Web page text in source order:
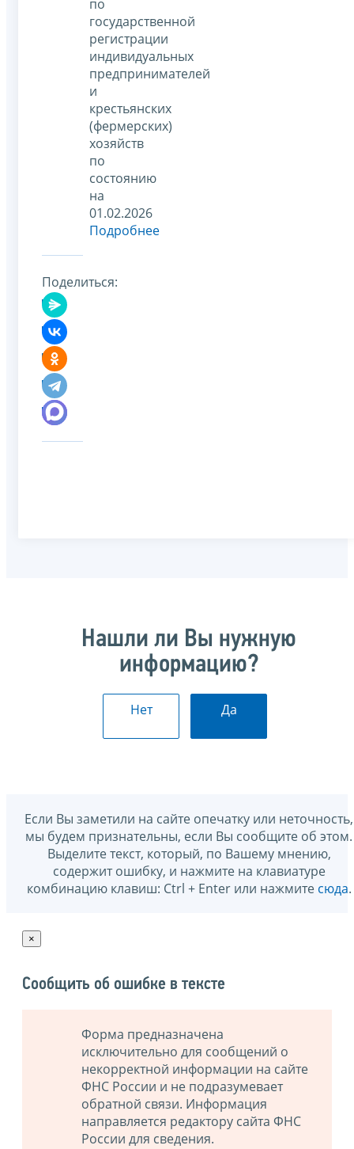
по
государственной
регистрации
индивидуальных
предпринимателей
и
крестьянских
(фермерских)
хозяйств
по
состоянию
на
01.02.2026
Подробнее
Поделиться:
Нашли ли Вы нужную
информацию?
Нет Да
Если Вы заметили на сайте опечатку или неточность,
мы будем признательны, если Вы сообщите об этом.
Выделите текст, который, по Вашему мнению,
содержит ошибку, и нажмите на клавиатуре
комбинацию клавиш: Ctrl + Enter или нажмите сюда.
×
Сообщить об ошибке в тексте
Форма предназначена
исключительно для сообщений о
некорректной информации на сайте
ФНС России и не подразумевает
обратной связи. Информация
направляется редактору сайта ФНС
России для сведения.